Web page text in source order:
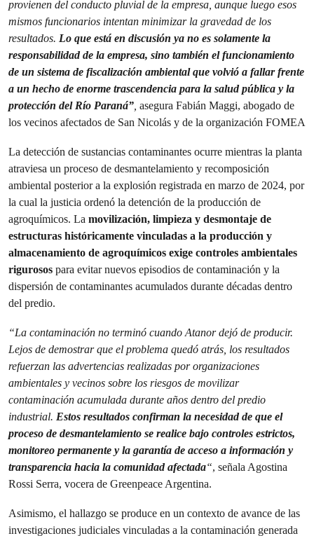
provienen del conducto pluvial de la empresa, aunque luego esos
mismos funcionarios intentan minimizar la gravedad de los
resultados. Lo que está en discusión ya no es solamente la
responsabilidad de la empresa, sino también el funcionamiento
de un sistema de fiscalización ambiental que volvió a fallar frente
a un hecho de enorme trascendencia para la salud pública y la
protección del Río Paraná”, asegura Fabián Maggi, abogado de
los vecinos afectados de San Nicolás y de la organización FOMEA
La detección de sustancias contaminantes ocurre mientras la planta
atraviesa un proceso de desmantelamiento y recomposición
ambiental posterior a la explosión registrada en marzo de 2024, por
la cual la justicia ordenó la detención de la producción de
agroquímicos. La movilización, limpieza y desmontaje de
estructuras históricamente vinculadas a la producción y
almacenamiento de agroquímicos exige controles ambientales
rigurosos para evitar nuevos episodios de contaminación y la
dispersión de contaminantes acumulados durante décadas dentro
del predio.
“La contaminación no terminó cuando Atanor dejó de producir.
Lejos de demostrar que el problema quedó atrás, los resultados
refuerzan las advertencias realizadas por organizaciones
ambientales y vecinos sobre los riesgos de movilizar
contaminación acumulada durante años dentro del predio
industrial. Estos resultados confirman la necesidad de que el
proceso de desmantelamiento se realice bajo controles estrictos,
monitoreo permanente y la garantía de acceso a información y
transparencia hacia la comunidad afectada“, señala Agostina
Rossi Serra, vocera de Greenpeace Argentina.
Asimismo, el hallazgo se produce en un contexto de avance de las
investigaciones judiciales vinculadas a la contaminación generada